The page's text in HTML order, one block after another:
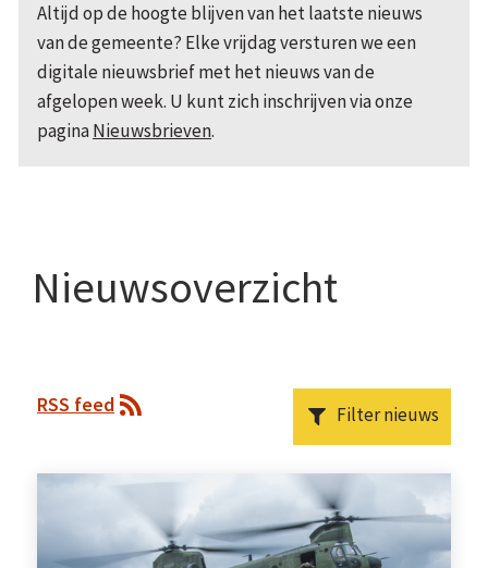
Altijd op de hoogte blijven van het laatste nieuws
van de gemeente? Elke vrijdag versturen we een
digitale nieuwsbrief met het nieuws van de
afgelopen week. U kunt zich inschrijven via onze
paginaNieuwsbrieven.
Nieuwsoverzicht
RSS feed Filter nieuws